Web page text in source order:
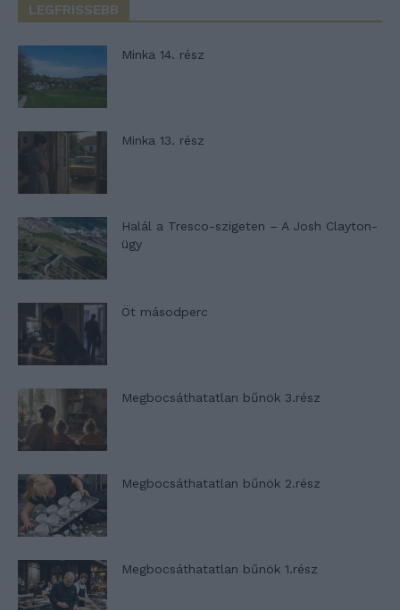
LEGFRISSEBB
Minka 14. rész
Minka 13. rész
Halál a Tresco-szigeten – A Josh Clayton-
ügy
Öt másodperc
Megbocsáthatatlan bűnök 3.rész
Megbocsáthatatlan bűnök 2.rész
Megbocsáthatatlan bűnök 1.rész